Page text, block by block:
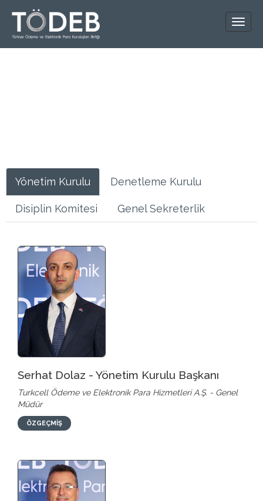
Yönetim Kurulu Denetleme Kurulu
Disiplin Komitesi Genel Sekreterlik
Serhat Dolaz - Yönetim Kurulu Başkanı
Turkcell Ödeme ve Elektronik Para Hizmetleri A.Ş. - Genel
Müdür
ÖZGEÇMİŞ